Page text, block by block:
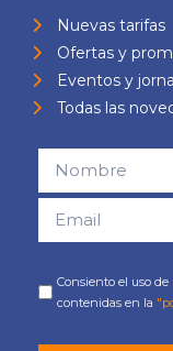
Nuevas tarifas
Ofertas y
Eventos y
Todas las
Consiento el uso
contenidas en la